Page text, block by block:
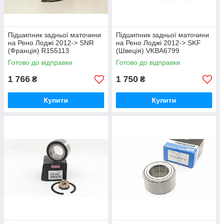
Підшипник задньої маточини
на Рено Лоджі 2012-> SNR
(Франція) R155113
Готово до відправки
1 766 ₴
Купити
Підшипник задньої маточини
на Рено Лоджі 2012-> SKF
(Швеція) VKBA6799
Готово до відправки
1 750 ₴
Купити